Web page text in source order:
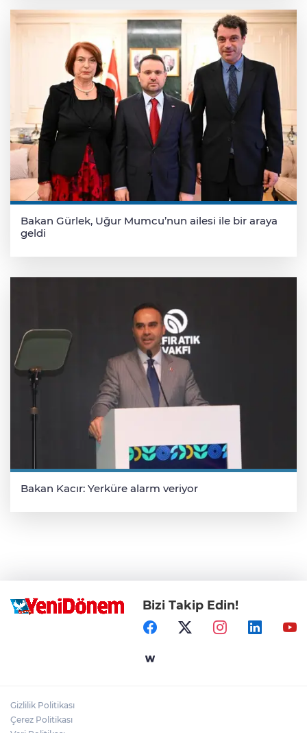
Bakan Gürlek, Uğur Mumcu’nun ailesi ile bir araya
geldi
Bakan Kacır: Yerküre alarm veriyor
Bizi Takip Edin!
Gizlilik Politikası
Çerez Politikası